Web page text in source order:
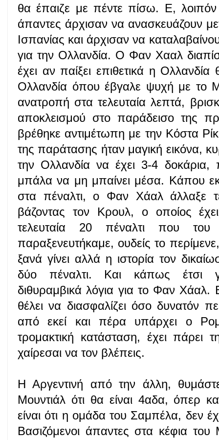
θα έπαιζε με πέντε πίσω. Ε, λοιπόν
άπαντες άρχισαν να ανασκευάζουν
Ισπανίας και άρχισαν να
για την Ολλανδία. Ο Φαν Χααλ
έχει αν παίξει επιθετικά η
Ολλανδία όπου έβγαλε ψυχή με το
ανατροπή στα τελευταία λεπτά,
αποκλεισμού στο παράδεισο της
βρέθηκε αντιμέτωπη με την Κόστα
της παράτασης ήταν μαγική εικόνα,
την Ολλανδία να έχει 3-4 δοκάρια,
μπάλα να μη μπαίνει μέσα. Κάπου
στα πέναλτι, ο Φαν Χάαλ άλλαξε
βάζοντας τον Κρουλ, ο οποίος
τελευταία 20 πέναλτι που
παραξενευτήκαμε, ουδείς το περίμενε,
ξανά γίνει αλλά η ιστορία τον
δύο πέναλτι. Και κάπως έτσι
διθυραμβικά λόγια για το Φαν
θέλει να διασφαλίζει όσο δυνατόν
από εκεί και πέρα υπάρχει ο
τρομακτική κατάσταση, έχει πάρει
χαίρεσαι να τον βλέπεις.
Η Αργεντινή από την άλλη,
Μουντιάλ ότι θα είναι 4αδα, όπερ
είναι ότι η ομάδα του Σαμπέλα, δεν
Βασιζόμενοι άπαντες στα κέφια